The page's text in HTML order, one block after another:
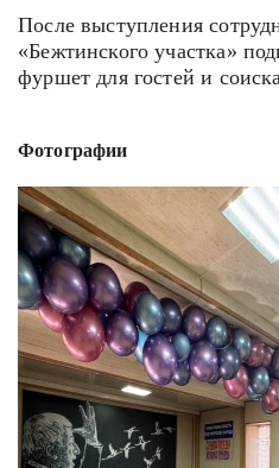
После выступления
«Бежтинского участка»
фуршет для гостей и
Фотографии